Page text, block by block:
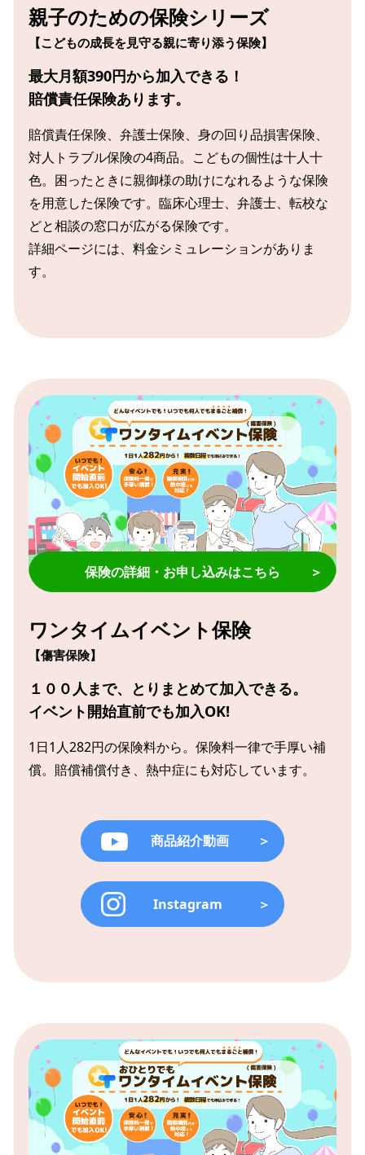
親子のための保険シリーズ
【こどもの成長を見守る親に寄り添う保険】
最大月額390円から加入できる！
賠償責任保険あります。
賠償責任保険、弁護士保険、身の回り品損害保険、
対人トラブル保険の4商品。 こどもの個性は十人十
色。 困ったときに親御様の助けになれるような保険
を用意した保険です。 臨床心理士、弁護士、転校な
どと相談の窓口が広がる保険です。
詳細ページには、料金シミュレーションがありま
す。
保険の詳細・お申し込みはこちら ＞
ワンタイムイベント保険
【傷害保険】
１００人まで、とりまとめて加入できる。
イベント開始直前でも加入OK!
1日1人282円の保険料から。 保険料一律で手厚い補
償。賠償補償付き、熱中症にも対応しています。
商品紹介動画 ＞
Instagram ＞